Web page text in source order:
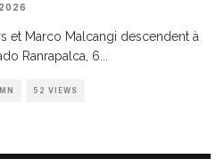
et Marco Malcangi descendent à
Ranrapalca, 6
52 VIEWS